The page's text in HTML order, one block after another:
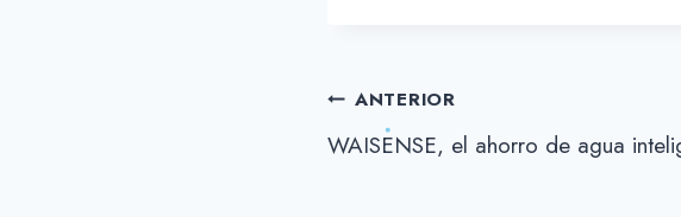
Navegación
de
ANTERIOR
WAISENSE, el ahorro de agua